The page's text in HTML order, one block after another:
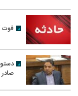
فوت کودک ۷ ساله